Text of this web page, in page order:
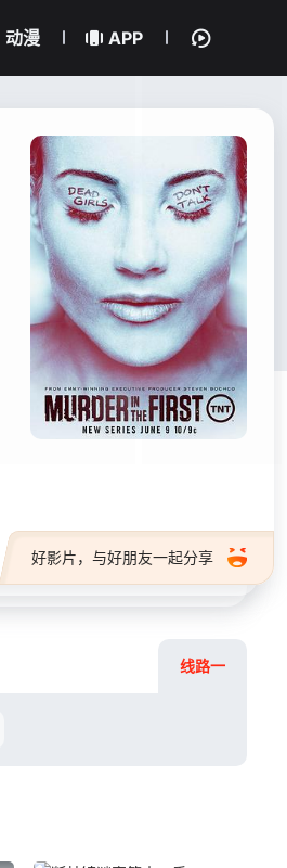
动漫 APP
好影片，与好朋友一起分享
线路一